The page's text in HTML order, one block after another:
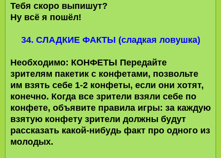
Тебя скоро выпишут?
Ну всё я пошёл!
34. СЛАДКИЕ ФАКТЫ (сладкая ловушка)
Необходимо: КОНФЕТЫ Передайте
зрителям пакетик с конфетами, позвольте
им взять себе 1-2 конфеты, если они хотят,
конечно. Когда все зрители взяли себе по
конфете, объявите правила игры: за каждую
взятую конфету зрители должны будут
рассказать какой-нибудь факт про одного из
молодых.